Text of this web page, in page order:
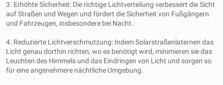
3. Erhöhte Sicherheit: Die richtige Lichtverteilung verbessert die Sicht
auf Straßen und Wegen und fördert die Sicherheit von Fußgängern
und Fahrzeugen, insbesondere bei Nacht.
4. Reduzierte Lichtverschmutzung: Indem Solarstraßenlaternen das
Licht genau dorthin richten, wo es benötigt wird, minimieren sie das
Leuchten des Himmels und das Eindringen von Licht und sorgen so
für eine angenehmere nächtliche Umgebung.